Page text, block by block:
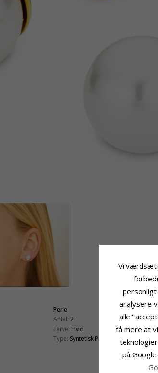
Perle
Antal: 2
Farve: Hvid
Type: Syntetisk Perle
Vi
personligt
analysere
alle"
få mere at
på